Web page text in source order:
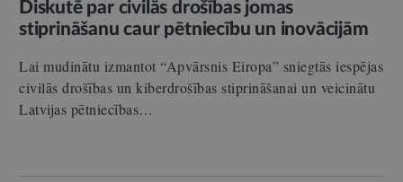
Diskutē par civilās drošības jomas
stiprināšanu caur pētniecību un inovācijām
Lai mudinātu izmantot “Apvārsnis Eiropa” sniegtās iespējas
civilās drošības un kiberdrošības stiprināšanai un veicinātu
Latvijas pētniecības…